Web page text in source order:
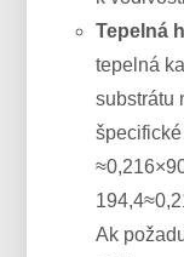
Tepelná
tepelná
substrátu
špecifické
Ak